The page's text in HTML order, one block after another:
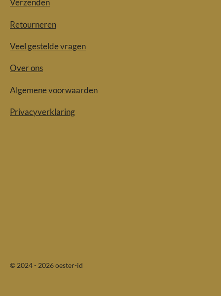
Verzenden
Retourneren
Veel gestelde vragen
Over ons
Algemene voorwaarden
Privacyverklaring
© 2024 - 2026 oester-id